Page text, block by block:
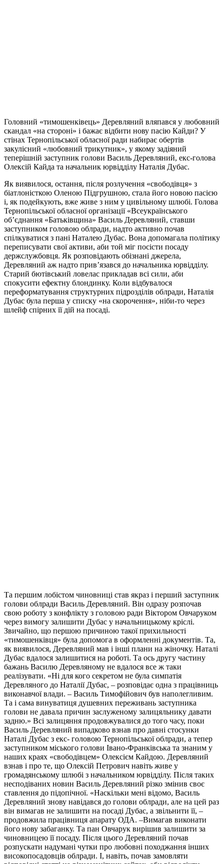
Головний «тимошенківець» Деревляний вляпався у любовний
скандал «на стороні» і бажає відбити нову пасію Кайди? У
стінах Тернопільської обласної ради набирає обертів
закулісний «любовний трикутник», у якому задіяний
теперішній заступник голови Василь Деревляний, екс-голова
Олексій Кайда та начальник юрвідділу Наталія Дубас.
Як виявилося, остання, після розлучення «свободівця» з
біатлоністкою Оленою Підгрушною, стала його новою пасією
і, як подейкують, вже живе з ним у цивільному шлюбі. Голова
Тернопільської обласної організації «Всеукраїнського
об’єднання «Батьківщина» Василь Деревляний, ставши
заступником головою облради, надто активно почав
спілкуватися з пані Наталею Дубас. Вона допомагала політику
переписувати свої активи, аби той міг посісти посаду
держслужбовця. Як розповідають обізнані джерела,
Деревляний аж надто прив’язався до начальника юрвідділу.
Старий бютівський ловелас прикладав всі сили, аби
спокусити ефектну блондинку. Коли відбувалося
переформатування структурних підрозділів облради, Наталія
Дубас була перша у списку «на скорочення», ніби-то через
шлейф спірних її дій на посаді.
Та першим лобістом чиновниці став якраз і перший заступник
голови облради Василь Деревляний. Він одразу розпочав
свою роботу з конфлікту з головою ради Віктором Овчаруком
через вимогу залишити Дубас у начальницькому кріслі.
Звичайно, що першою причиною такої прихильності
«тимошенківця» була допомога в оформленні документів. Та,
як виявилося, Деревляний мав і інші плани на жіночку. Наталі
Дубас вдалося залишитися на роботі. Та ось другу частину
бажань Василю Деревляному не вдалося все ж таки
реалізувати. «Ні для кого секретом не була симпатія
Деревляного до Наталії Дубас, – розповідає одна з працівниць
виконавчої влади. – Василь Тимофійович був наполегливим.
Та і сама винуватиця душевних переживань заступника
голови не давала причин заслуженому залицяльнику давати
задню.» Всі залицяння продовжувалися до того часу, поки
Василь Деревляний випадково взнав про давні стосунки
Наталі Дубас з екс- головою Тернопільської облради, а тепер
заступником міського голови Івано-Франківська та знаним у
наших краях «свободівцем» Олексієм Кайдою. Деревляний
взнав і про те, що Олексій Петрович навіть живе у
громадянському шлюбі з начальником юрвідділу. Після таких
несподіваних новин Василь Деревляний різко змінив своє
ставлення до підопічної. «Наскільки мені відомо, Василь
Деревляний знову навідався до голови облради, але на цей раз
він вимагав не залишити на посаді Дубас, а звільнити її, –
продовжила працівниця апарату ОДА. –Вимагав виконати
його нову забаганку. Та пан Овчарук вирішив залишити за
чиновницею її посаду. Після цього Деревляний почав
розпускати надумані чутки про любовні походжання інших
високопосадовців облради. І, навіть, почав замовляти